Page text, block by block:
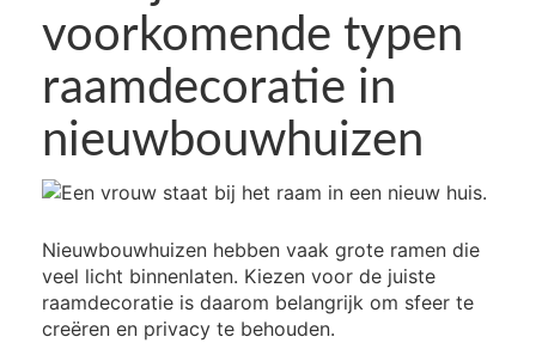
HAARLEM:
WELKE
RAAMDECORATIE
PAST
BIJ
JOUW
HUIS?
voorkomende typen
raamdecoratie in
nieuwbouwhuizen
Nieuwbouwhuizen hebben vaak grote ramen die
veel licht binnenlaten. Kiezen voor de juiste
raamdecoratie is daarom belangrijk om sfeer te
creëren en privacy te behouden.